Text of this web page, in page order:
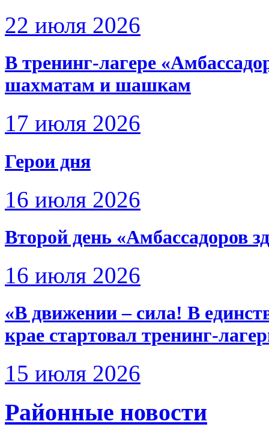
22 июля 2026
В тренинг-лагере
шахматам и шашкам
17 июля 2026
Герои дня
16 июля 2026
Второй день «Амбассадоров
16 июля 2026
«В движении – сила! В
крае стартовал тренинг-
15 июля 2026
Районные новости